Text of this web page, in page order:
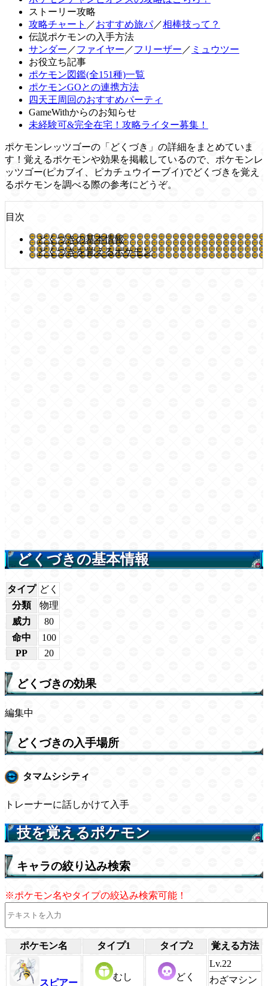
ストーリー攻略
攻略チャート ／おすすめ旅パ／相棒技って？
伝説ポケモンの入手方法
サンダー ／ファイヤー ／フリーザー ／ ミュウツー
お役立ち記事
ポケモン図鑑(全151種)一覧
ポケモンGOとの連携方法
四天王周回のおすすめパーティ
GameWithからのお知らせ
未経験可&完全在宅！攻略ライター募集！
ポケモンレッツゴーの「どくづき」の詳細をまとめていま
す！覚えるポケモンや効果を掲載しているので、ポケモンレ
ッツゴー(ピカブイ、ピカチュウイーブイ)でどくづきを覚え
るポケモンを調べる際の参考にどうぞ。
目次
どくづきの基本情報
どくづきを覚えるポケモン
どくづきの基本情報
タイプ どく
分類
物理
威力
80
命中
100
PP
20
どくづきの効果
編集中
どくづきの入手場所
タマムシシティ
トレーナーに話しかけて入手
技を覚えるポケモン
キャラの絞り込み検索
※ポケモン名やタイプの絞込み検索可能！
ポケモン名 タイプ1 タイプ2 覚える方法
スピアー
むし どく
Lv.22
わざマシン